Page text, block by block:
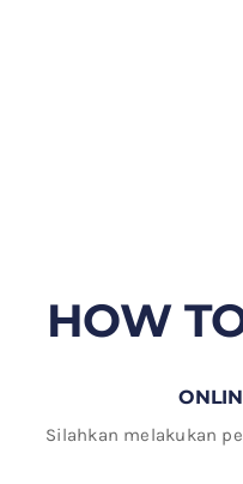
HOW
Silahkan melakukan